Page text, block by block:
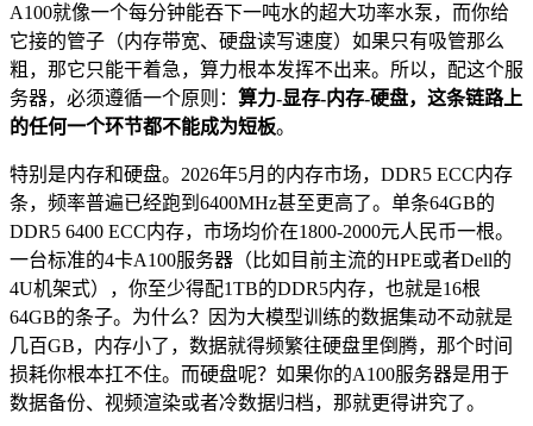
A100就像一个每分钟能吞下一吨水的超大功率水泵，而你给
它接的管子（内存带宽、硬盘读写速度）如果只有吸管那么
粗，那它只能干着急，算力根本发挥不出来。所以，配这个服
务器，必须遵循一个原则： 算力-显存-内存-硬盘，这条链路上
的任何一个环节都不能成为短板。
特别是内存和硬盘。2026年5月的内存市场，DDR5 ECC内存
条，频率普遍已经跑到6400MHz甚至更高了。单条64GB的
DDR5 6400 ECC内存，市场均价在1800-2000元人民币一根。
一台标准的4卡A100服务器（比如目前主流的HPE或者Dell的
4U机架式），你至少得配1TB的DDR5内存，也就是16根
64GB的条子。为什么？因为大模型训练的数据集动不动就是
几百GB，内存小了，数据就得频繁往硬盘里倒腾，那个时间
损耗你根本扛不住。而硬盘呢？如果你的A100服务器是用于
数据备份、视频渲染或者冷数据归档，那就更得讲究了。